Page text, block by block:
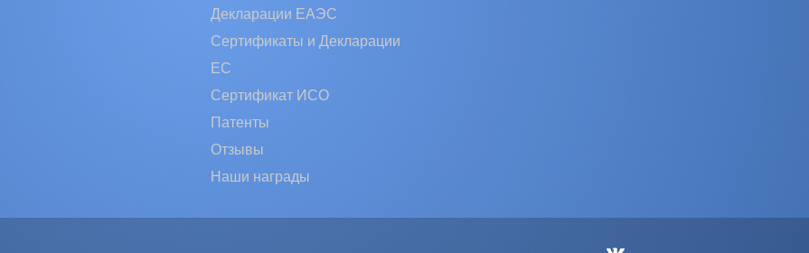
Декларации ЕАЭС
Сертификаты и Декларации
EC
Сертификат ИСО
Патенты
Отзывы
Наши награды